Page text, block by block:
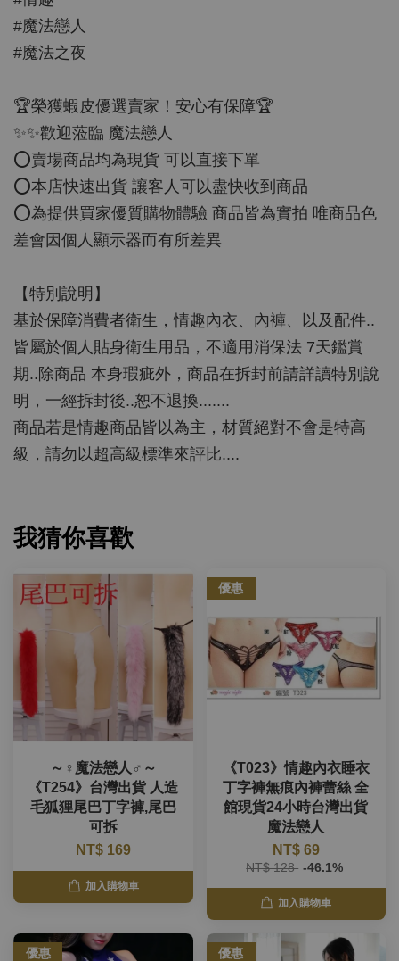
#魔法戀人
#魔法之夜
🏆榮獲蝦皮優選賣家！安心有保障🏆
✨✨歡迎蒞臨 魔法戀人
⭕️賣場商品均為現貨 可以直接下單
⭕️本店快速出貨 讓客人可以盡快收到商品
⭕️為提供買家優質購物體驗 商品皆為實拍 唯商品色
差會因個人顯示器而有所差異
【特別說明】
基於保障消費者衛生，情趣內衣、內褲、以及配件..
皆屬於個人貼身衛生用品，不適用消保法 7天鑑賞
期..除商品 本身瑕疵外，商品在拆封前請詳讀特別說
明，一經拆封後..恕不退換.......
商品若是情趣商品皆以為主，材質絕對不會是特高
級，請勿以超高級標準來評比....
我猜你喜歡
～♀魔法戀人♂～
《T254》台灣出貨 人造
毛狐狸尾巴丁字褲,尾巴
可拆
NT$ 169
加入購物車
優惠
《T023》情趣內衣睡衣
丁字褲無痕內褲蕾絲 全
館現貨24小時台灣出貨
魔法戀人
NT$ 69
NT$ 128 -46.1%
加入購物車
優惠 優惠